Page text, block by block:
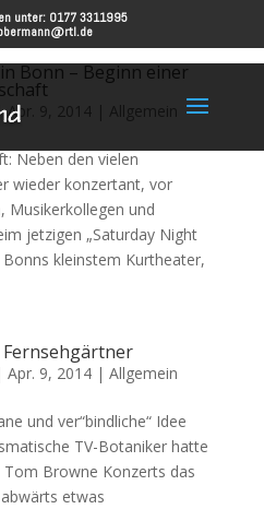
unter: 0177 3311995
Bonn – Beginn einer
Apr. 9, 2014 | Allgemein
Neben den vielen
wieder konzertant, vor
Musikerkollegen und
jetzigen „Saturday Night
kleinstem Kurtheater,
Apr. 9, 2014| Allgemein
und ver“bindliche“ Idee
TV-Botaniker hatte
Browne Konzerts das
etwas